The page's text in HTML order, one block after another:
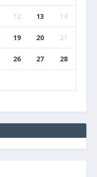
12 13 14
19 20 21
26 27 28